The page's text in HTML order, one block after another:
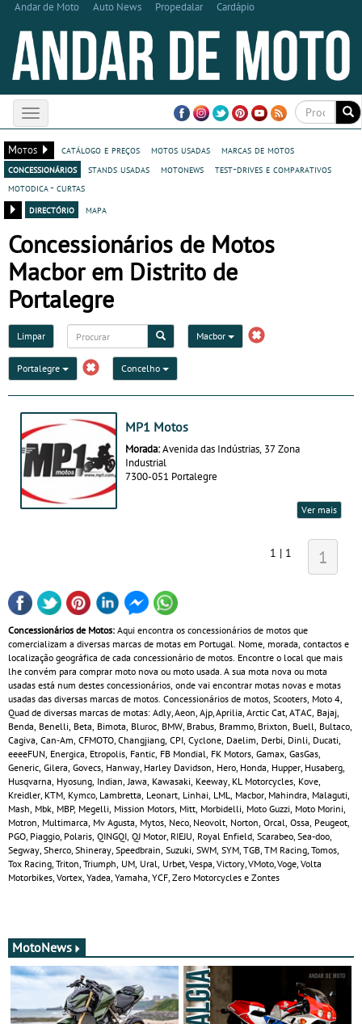
Andar de Moto Auto News Propedalar Cardápio
Toggle
navigation
Motos
catálogo e preços motos usadas
marcas de motos
concessionários
stands usadas motonews
test-drives e comparativos
motodica - curtas
directório
mapa
Concessionários de Motos
Macbor em Distrito de
Portalegre
Limpar Macbor
Portalegre Concelho
MP1 Motos
Morada:Avenida das Indústrias, 37 Zona
Industrial
7300-051 Portalegre
Ver mais
1 | 1 1
Concessionários de Motos: Aqui encontra os concessionários de motos que
comercializam a diversas marcas de motas em Portugal. Nome, morada, contactos e
localização geográfica de cada concessionário de motos. Encontre o local que mais
lhe convém para comprar moto nova ou moto usada. A sua mota nova ou mota
usadas está num destes concessionários, onde vai encontrar motas novas e motas
usadas das diversas marcas de motos. Concessionários de motos, Scooters, Moto 4,
Quad de diversas marcas de motas: Adly, Aeon, Ajp, Aprilia, Arctic Cat, ATAC, Bajaj,
Benda, Benelli, Beta, Bimota, Bluroc, BMW, Brabus, Brammo, Brixton, Buell, Bultaco,
Cagiva, Can‑Am, CFMOTO, Changjiang, CPI, Cyclone, Daelim, Derbi, Dinli, Ducati,
eeeeFUN, Energica, Etropolis, Fantic, FB Mondial, FK Motors, Gamax, GasGas,
Generic, Gilera, Govecs, Hanway, Harley Davidson, Hero, Honda, Hupper, Husaberg,
Husqvarna, Hyosung, Indian, Jawa, Kawasaki, Keeway, KL Motorcycles, Kove,
Kreidler, KTM, Kymco, Lambretta, Leonart, Linhai, LML, Macbor, Mahindra, Malaguti,
Mash, Mbk, MBP, Megelli, Mission Motors, Mitt, Morbidelli, Moto Guzzi, Moto Morini,
Motron, Multimarca, Mv Agusta, Mytos, Neco, Neovolt, Norton, Orcal, Ossa, Peugeot,
PGO, Piaggio, Polaris, QINGQI, QJ Motor, RIEJU, Royal Enfield, Scarabeo, Sea-doo,
Segway, Sherco, Shineray, Speedbrain, Suzuki, SWM, SYM, TGB, TM Racing, Tomos,
Tox Racing, Triton, Triumph, UM, Ural, Urbet, Vespa, Victory, VMoto, Voge, Volta
Motorbikes, Vortex, Yadea, Yamaha, YCF, Zero Motorcycles e Zontes
MotoNews